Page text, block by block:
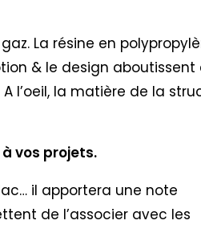
La résine en
& le design aboutissent
l’oeil, la matière de la
vos projets.
il apportera une note
de l’associer avec les